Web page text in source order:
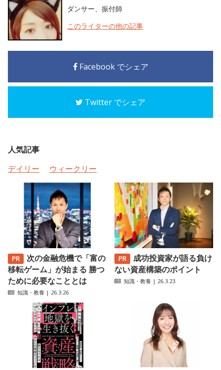
ダンサー、振付師
このライターの他の記事
Facebook でシェア
Twitter でシェア
人気記事
デイリー
ウィークリー
次の金融危機で「富の
移転ゲーム」が始まる 勝つ
ために必要なこととは
知識・教養 | 26.3.26
成功投資家が語る負け
ない資産構築のポイント
知識・教養 | 26.3.23